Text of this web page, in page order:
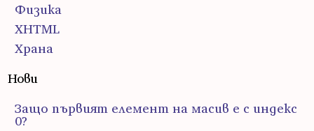
Физика
ХHTML
Храна
Нови
Защо първият елемент на масив е с индекс
0?